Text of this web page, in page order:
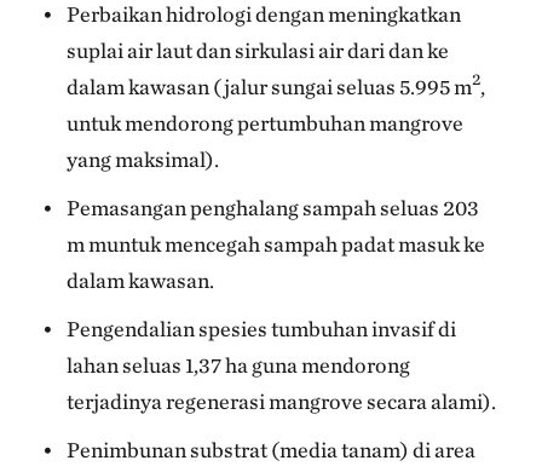
Perbaikan hidrologi dengan meningkatkan
suplai air laut dan sirkulasi air dari dan ke
dalam kawasan (jalur sungai seluas 5.995 m2,
untuk mendorong pertumbuhan mangrove
yang maksimal).
Pemasangan penghalang sampah seluas 203
m muntuk mencegah sampah padat masuk ke
dalam kawasan.
Pengendalian spesies tumbuhan invasif di
lahan seluas 1,37 ha guna mendorong
terjadinya regenerasi mangrove secara alami).
Penimbunan substrat (media tanam) di area